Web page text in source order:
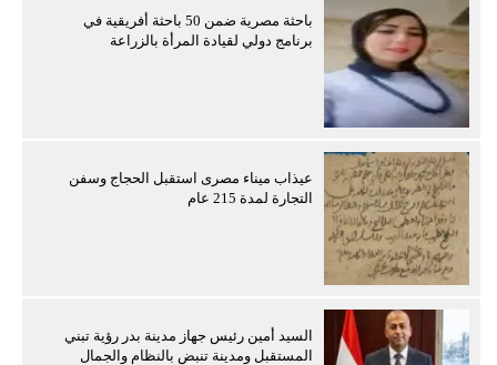
باحثة مصرية ضمن 50 باحثة أفريقية في
برنامج دولي لقيادة المرأة بالزراعة
عيذاب ميناء مصرى استقبل الحجاج وسفن
التجارة لمدة 215 عام
السيد أمين رئيس جهاز مدينة بدر رؤية تبني
المستقبل ومدينة تنبض بالنظام والجمال